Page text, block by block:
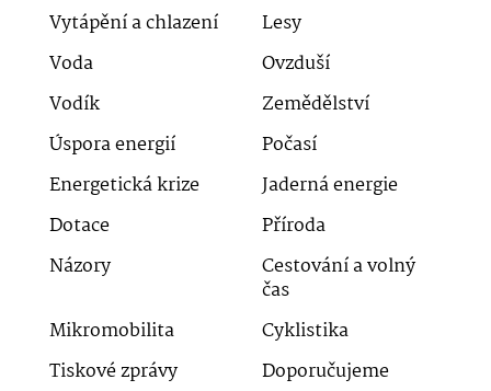
Vytápění a chlazení
Lesy
Voda
Ovzduší
Vodík
Zemědělství
Úspora energií
Počasí
Energetická krize
Jaderná energie
Dotace
Příroda
Názory
Cestování a volný
čas
Mikromobilita
Cyklistika
Tiskové zprávy
Doporučujeme